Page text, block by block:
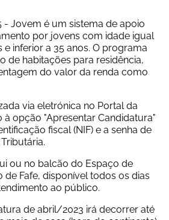
- Jovem é um sistema de apoio
por jovens com idade igual
e inferior a 35 anos. O programa
de habitações para residência,
do valor da renda como
via eletrónica no Portal da
opção "Apresentar Candidatura"
fiscal (NIF) e a senha de
ou no balcão do Espaço de
de Fafe, disponível todos os dias
ao público.
de abril/2023 irá decorrer até